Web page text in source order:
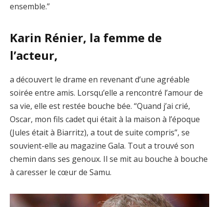
ensemble.”
Karin Rénier, la femme de
l’acteur,
a découvert le drame en revenant d’une agréable
soirée entre amis. Lorsqu’elle a rencontré l’amour de
sa vie, elle est restée bouche bée. “Quand j’ai crié,
Oscar, mon fils cadet qui était à la maison à l’époque
(Jules était à Biarritz), a tout de suite compris”, se
souvient-elle au magazine Gala. Tout a trouvé son
chemin dans ses genoux. Il se mit au bouche à bouche
à caresser le cœur de Samu.